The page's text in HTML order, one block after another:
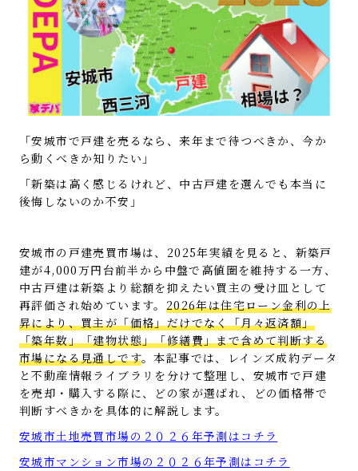
「安城市で戸建を売るなら、来年まで待つべきか、今か
ら動くべきか知りたい」
「新築は高く感じるけれど、中古戸建を選んでも本当に
後悔しないのか不安」
安城市の戸建売買市場は、2025年実績を見ると、新築戸
建が4,000万円台前半から中盤で高値圏を維持する一方、
中古戸建は新築より総額を抑えたい買主の受け皿として
再評価され始めています。 2026年は住宅ローン金利の上
昇により、買主が「価格」だけでなく「月々返済額」
「築年数」「建物状態」「修繕費」まで含めて判断する
市場になる見通しです。本記事では、レインズ成約データ
と不動産情報ライブラリを分けて整理し、安城市で戸建
を売却・購入する際に、どの家が選ばれ、どの価格帯で
判断すべきかを具体的に解説します。
安城市土地売買市場の２０２６年予測はコチラ
安城市マンション市場の２０２６年予測はコチラ